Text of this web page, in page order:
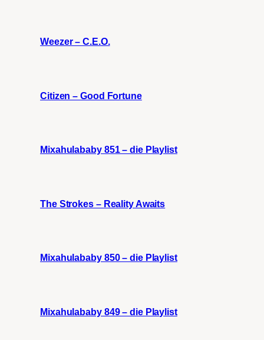
Weezer – C.E.O.
Citizen – Good Fortune
Mixahulababy 851 – die Playlist
The Strokes – Reality Awaits
Mixahulababy 850 – die Playlist
Mixahulababy 849 – die Playlist